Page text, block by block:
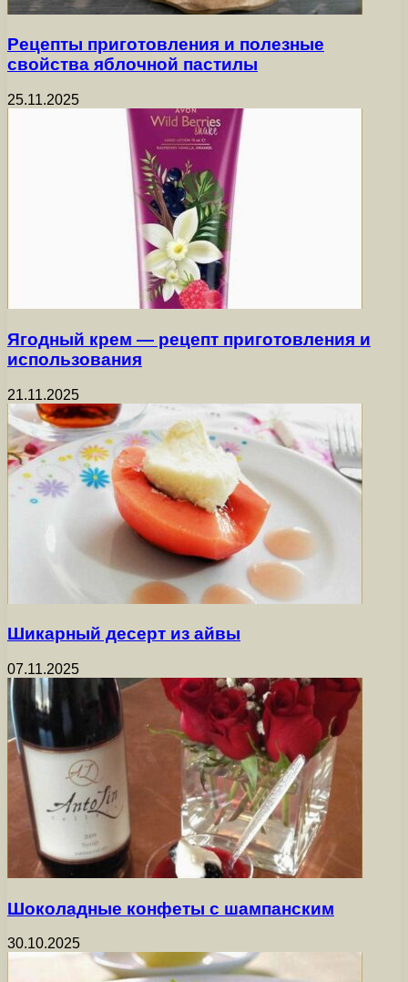
Рецепты приготовления и полезные
свойства яблочной пастилы
25.11.2025
Ягодный крем — рецепт приготовления и
использования
21.11.2025
Шикарный десерт из айвы
07.11.2025
Шоколадные конфеты с шампанским
30.10.2025